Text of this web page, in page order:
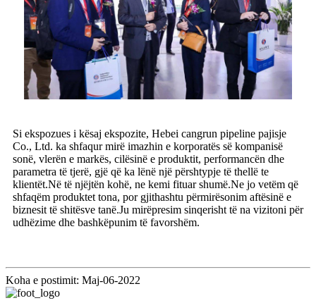
Si ekspozues i kësaj ekspozite, Hebei cangrun pipeline pajisje
Co., Ltd. ka shfaqur mirë imazhin e korporatës së kompanisë
sonë, vlerën e markës, cilësinë e produktit, performancën dhe
parametra të tjerë, gjë që ka lënë një përshtypje të thellë te
klientët.Në të njëjtën kohë, ne kemi fituar shumë.Ne jo vetëm që
shfaqëm produktet tona, por gjithashtu përmirësonim aftësinë e
biznesit të shitësve tanë.Ju mirëpresim sinqerisht të na vizitoni për
udhëzime dhe bashkëpunim të favorshëm.
Koha e postimit: Maj-06-2022